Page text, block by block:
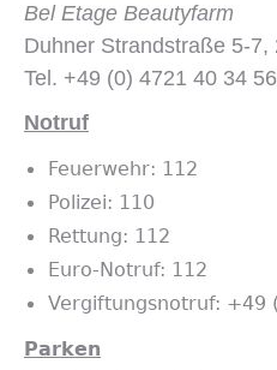
Bel Etage Beautyfarm
Duhner Strandstraße 5-7,
Tel. +49 (0) 4721 40 34 56
Notruf
Feuerwehr: 112
Polizei: 110
Rettung: 112
Euro-Notruf: 112
Vergiftungsnotruf: +49
Parken